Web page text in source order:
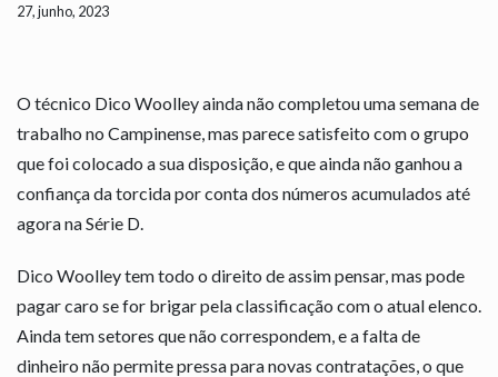
27, junho, 2023
O técnico Dico Woolley ainda não completou uma semana de
trabalho no Campinense, mas parece satisfeito com o grupo
que foi colocado a sua disposição, e que ainda não ganhou a
confiança da torcida por conta dos números acumulados até
agora na Série D.
Dico Woolley tem todo o direito de assim pensar, mas pode
pagar caro se for brigar pela classificação com o atual elenco.
Ainda tem setores que não correspondem, e a falta de
dinheiro não permite pressa para novas contratações, o que